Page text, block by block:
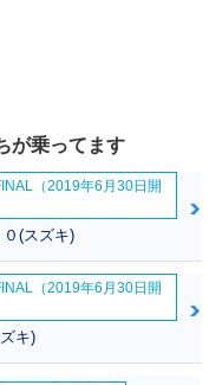
が乗ってます
（2019年6月30日開
(スズキ)
（2019年6月30日開
キ)